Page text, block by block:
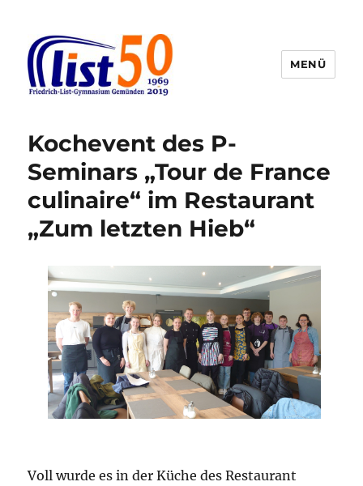
MENÜ
Kochevent des P-
Seminars „Tour de France
culinaire“ im Restaurant
„Zum letzten Hieb“
Voll wurde es in der Küche des Restaurant